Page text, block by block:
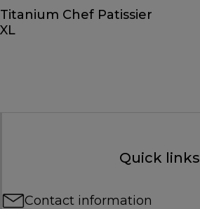
Titanium Chef Patissier
XL
Quick links
Contact information